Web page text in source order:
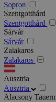
Sopron
Szentgotthárd
Szentgotthárd
Sárvár
Sárvár
Zalakaros
Zalakaros
Ausztria
Ausztria
Alacsony Tauern